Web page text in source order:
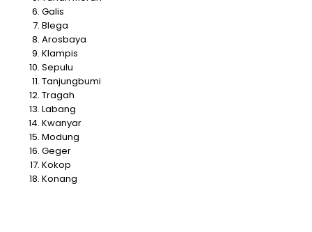
Galis
Blega
Arosbaya
Klampis
Sepulu
Tanjungbumi
Tragah
Labang
Kwanyar
Modung
Geger
Kokop
Konang